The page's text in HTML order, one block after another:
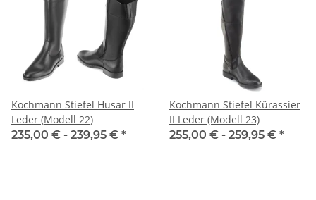
Kochmann Stiefel Husar II
Leder (Modell 22)
235,00 € - 239,95 € *
Kochmann Stiefel Kürassier
II Leder (Modell 23)
255,00 € - 259,95 € *